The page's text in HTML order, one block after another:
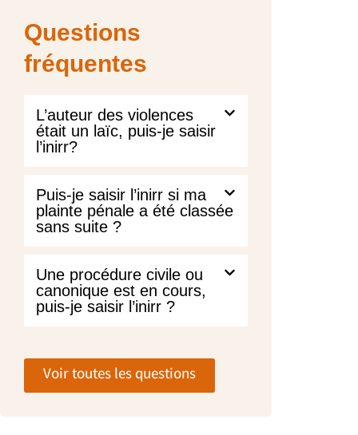
Questions
fréquentes
L’auteur des violences
était un laïc, puis-je saisir
l’inirr?
Puis-je saisir l’inirr si ma
plainte pénale a été classée
sans suite ?
Une procédure civile ou
canonique est en cours,
puis-je saisir l’inirr ?
Voir toutes les questions